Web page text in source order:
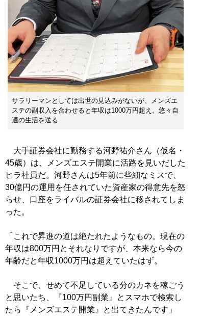
サラリーマンとしては出世の見込みがないが、メンズエ
ステの副収入を合わせると年収は1000万円超え。悠々自
適の生活を送る
大手証券会社に勤務する河野祐介さん（仮名・
45歳）は、メンズエステ開業に活路を見いだした
ヒラ社員だ。河野さんは5年前に些細なミスで、
30億円の運用を任されていた資産家の得意先を怒
らせ、口座をライバルの証券会社に移されてしま
った。
「これで昇進の道は絶たれたようなもの。現在の
年収は800万円とそれなりですが、本来なら今の
年齢だと年収1000万円は超えていたはず。
そこで、せめて不足している分のカネを稼ごう
と思いたち、『100万円副業』とスマホで検索し
たら『メンズエステ開業』と出てきたんです」